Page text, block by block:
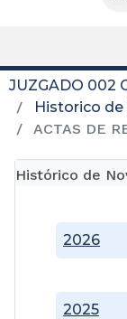
JUZGADO 002
Historico
ACTAS DE
Histórico de
2025
2026